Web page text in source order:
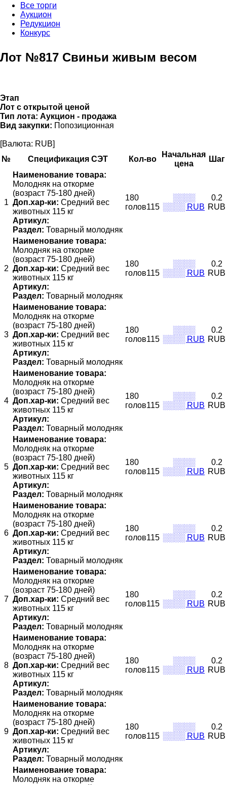
Все торги
Аукцион
Редукцион
Конкурс
Лот №817 Свиньи живым весом
Этап
Лот с открытой ценой
Тип лота: Аукцион - продажа
Вид закупки: Попозиционная
[Валюта: RUB]
№
Спецификация СЭТ Кол-во
Начальная
цена
Шаг
1
Наименование товара:
Молодняк на откорме
(возраст 75-180 дней)
Доп.хар-ки: Средний вес
животных 115 кг
Артикул:
Раздел: Товарный молодняк
180
голов115
░░░░
░░░░ RUB
0.2
RUB
2
Наименование товара:
Молодняк на откорме
(возраст 75-180 дней)
Доп.хар-ки: Средний вес
животных 115 кг
Артикул:
Раздел: Товарный молодняк
180
голов115
░░░░
░░░░ RUB
0.2
RUB
3
Наименование товара:
Молодняк на откорме
(возраст 75-180 дней)
Доп.хар-ки: Средний вес
животных 115 кг
Артикул:
Раздел: Товарный молодняк
180
голов115
░░░░
░░░░ RUB
0.2
RUB
4
Наименование товара:
Молодняк на откорме
(возраст 75-180 дней)
Доп.хар-ки: Средний вес
животных 115 кг
Артикул:
Раздел: Товарный молодняк
180
голов115
░░░░
░░░░ RUB
0.2
RUB
5
Наименование товара:
Молодняк на откорме
(возраст 75-180 дней)
Доп.хар-ки: Средний вес
животных 115 кг
Артикул:
Раздел: Товарный молодняк
180
голов115
░░░░
░░░░ RUB
0.2
RUB
6
Наименование товара:
Молодняк на откорме
(возраст 75-180 дней)
Доп.хар-ки: Средний вес
животных 115 кг
Артикул:
Раздел: Товарный молодняк
180
голов115
░░░░
░░░░ RUB
0.2
RUB
7
Наименование товара:
Молодняк на откорме
(возраст 75-180 дней)
Доп.хар-ки: Средний вес
животных 115 кг
Артикул:
Раздел: Товарный молодняк
180
голов115
░░░░
░░░░ RUB
0.2
RUB
8
Наименование товара:
Молодняк на откорме
(возраст 75-180 дней)
Доп.хар-ки: Средний вес
животных 115 кг
Артикул:
Раздел: Товарный молодняк
180
голов115
░░░░
░░░░ RUB
0.2
RUB
9
Наименование товара:
Молодняк на откорме
(возраст 75-180 дней)
Доп.хар-ки: Средний вес
животных 115 кг
Артикул:
Раздел: Товарный молодняк
180
голов115
░░░░
░░░░ RUB
0.2
RUB
Наименование товара:
Молодняк на откорме